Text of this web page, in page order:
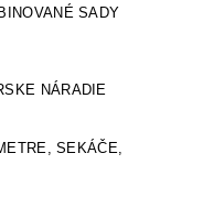
SADY
NÁRADIE
SEKÁČE,